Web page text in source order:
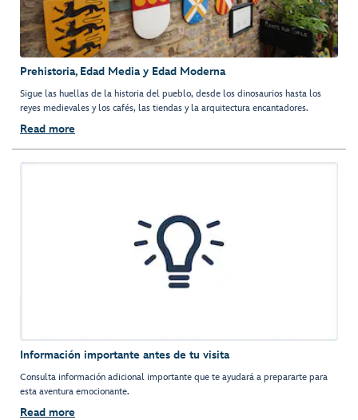
Prehistoria, Edad Media y Edad Moderna
Sigue las huellas de la historia del pueblo, desde los dinosaurios hasta los
reyes medievales y los cafés, las tiendas y la arquitectura encantadores.
Read more
Información importante antes de tu visita
Consulta información adicional importante que te ayudará a prepararte para
esta aventura emocionante.
Read more